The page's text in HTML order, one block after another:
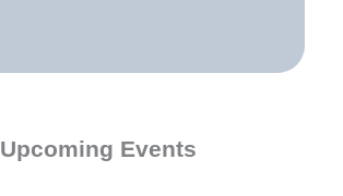
Upcoming Events